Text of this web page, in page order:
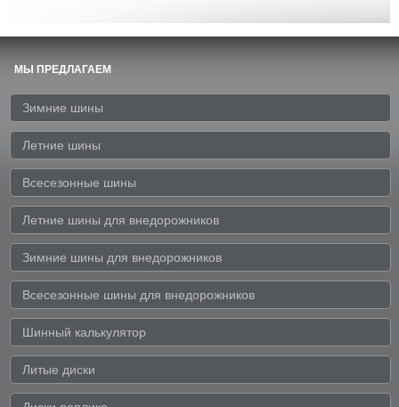
МЫ ПРЕДЛАГАЕМ
Зимние шины
Летние шины
Всесезонные шины
Летние шины для внедорожников
Зимние шины для внедорожников
Всесезонные шины для внедорожников
Шинный калькулятор
Литые диски